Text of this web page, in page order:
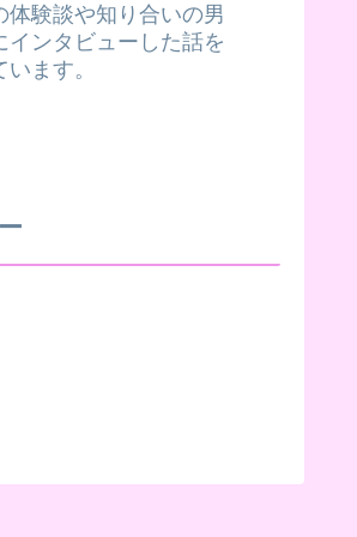
体験談や知り合いの男
インタビューした話を
ます。